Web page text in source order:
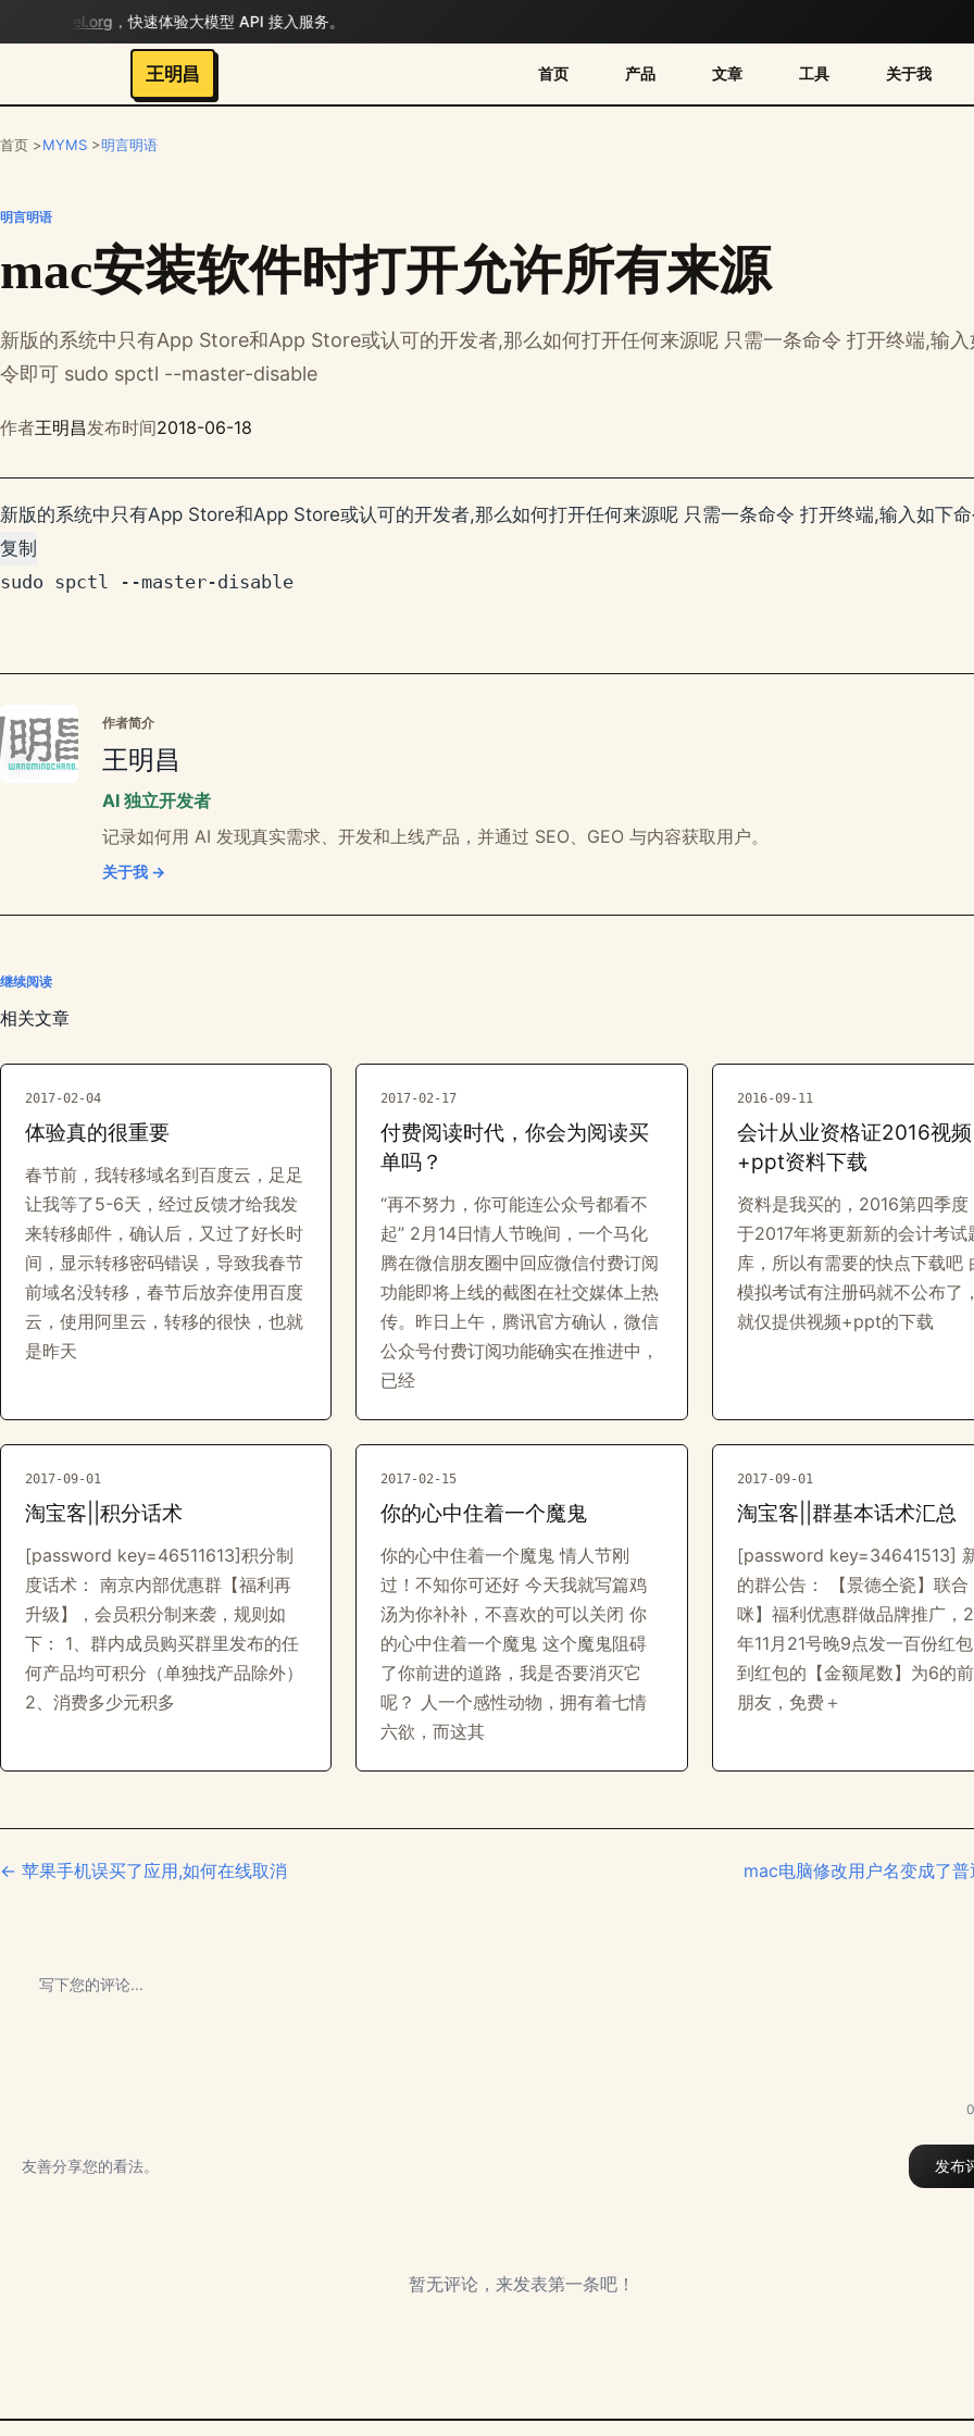
，快速体验大模型 API 接入服务。
王明昌 首页 产品 文章 工具 关于我
首页 >MYMS >明言明语
明言明语
mac安装软件时打开允许所有来源
新版的系统中只有App Store和App Store或认可的开发者,那么如何打开任何来源呢 只需一条命令 打开终端,输
令即可 sudo spctl --master-disable
作者王明昌发布时间2018-06-18
新版的系统中只有App Store和App Store或认可的开发者,那么如何打开任何来源呢 只需一条命令 打开终端,输入如下
复制
sudo spctl --master-disable
作者简介
王明昌
AI 独立开发者
记录如何用 AI 发现真实需求、开发和上线产品，并通过 SEO、GEO 与内容获取用户。
关于我 →
继续阅读
相关文章
2017-02-04
体验真的很重要
春节前，我转移域名到百度云，足足
让我等了5-6天，经过反馈才给我发
来转移邮件，确认后，又过了好长时
间，显示转移密码错误，导致我春节
前域名没转移，春节后放弃使用百度
云，使用阿里云，转移的很快，也就
是昨天
2017-02-17
付费阅读时代，你会为阅读买
单吗？
“再不努力，你可能连公众号都看不
起” 2月14日情人节晚间，一个马化
腾在微信朋友圈中回应微信付费订阅
功能即将上线的截图在社交媒体上热
传。昨日上午，腾讯官方确认，微信
公众号付费订阅功能确实在推进中，
已经
2016-09-11
会计从业资格证2016视频
+ppt资料下载
资料是我买的，2016第四季度
于2017年将更新新的会计考试
库，所以有需要的快点下载吧
模拟考试有注册码就不公布了
就仅提供视频+ppt的下载
2017-09-01
淘宝客||积分话术
[password key=46511613]积分制
度话术： 南京内部优惠群【福利再
升级】，会员积分制来袭，规则如
下： 1、群内成员购买群里发布的任
何产品均可积分（单独找产品除外）
2、消费多少元积多
2017-02-15
你的心中住着一个魔鬼
你的心中住着一个魔鬼 情人节刚
过！不知你可还好 今天我就写篇鸡
汤为你补补，不喜欢的可以关闭 你
的心中住着一个魔鬼 这个魔鬼阻碍
了你前进的道路，我是否要消灭它
呢？ 人一个感性动物，拥有着七情
六欲，而这其
2017-09-01
淘宝客||群基本话术汇总
[password key=34641513]
的群公告： 【景德仝瓷】联合
咪】福利优惠群做品牌推广，
年11月21号晚9点发一百份红
到红包的【金额尾数】为6的
朋友，免费＋
← 苹果手机误买了应用,如何在线取消 mac电脑修改用户名变成了
友善分享您的看法。 发布
暂无评论，来发表第一条吧！